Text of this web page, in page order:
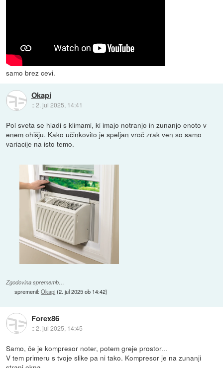
samo brez cevi.
Okapi
::2. jul 2025, 14:41
Pol sveta se hladi s klimami, ki imajo notranjo in zunanjo enoto v
enem ohišju. Kako učinkovito je speljan vroč zrak ven so samo
variacije na isto temo.
Zgodovina sprememb…
spremenil:Okapi(2. jul 2025 ob 14:42)
Forex86
::2. jul 2025, 14:45
Samo, če je kompresor noter, potem greje prostor...
V tem primeru s tvoje slike pa ni tako. Kompresor je na zunanji